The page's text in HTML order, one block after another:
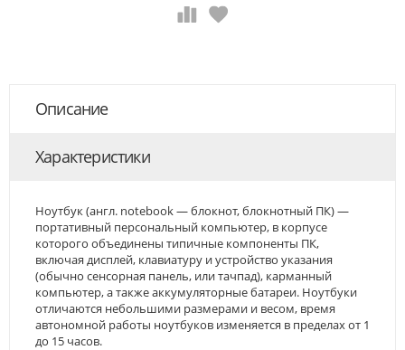
Описание
Характеристики
Ноутбук (англ. notebook — блокнот, блокнотный ПК) —
портативный персональный компьютер, в корпусе
которого объединены типичные компоненты ПК,
включая дисплей, клавиатуру и устройство указания
(обычно сенсорная панель, или тачпад), карманный
компьютер, а также аккумуляторные батареи. Ноутбуки
отличаются небольшими размерами и весом, время
автономной работы ноутбуков изменяется в пределах от 1
до 15 часов.